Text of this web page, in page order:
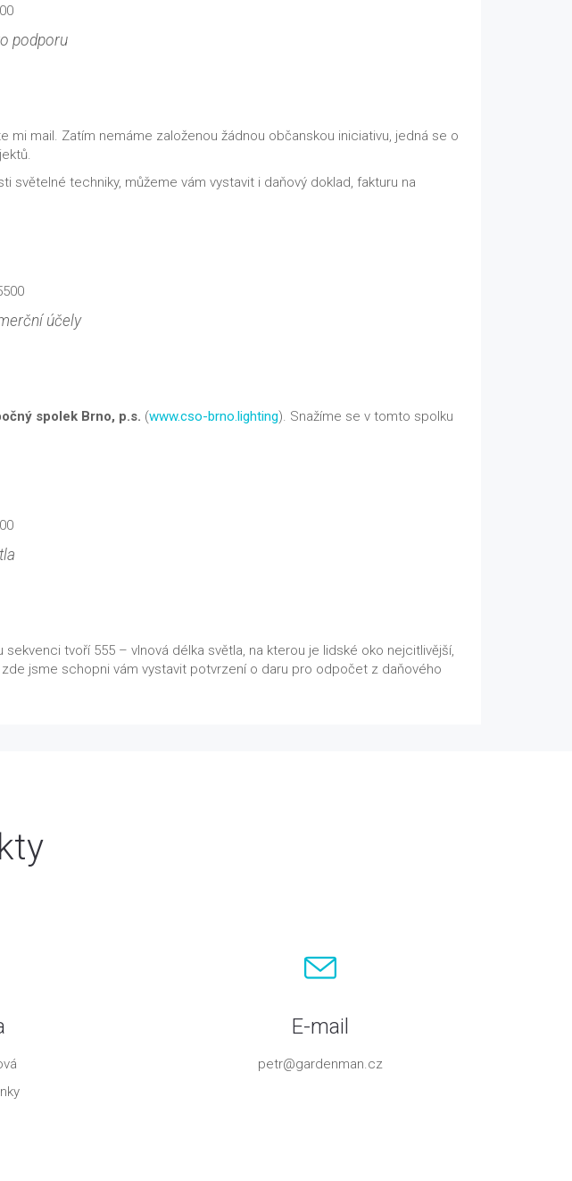
podporu
mi mail. Zatím nemáme založenou žádnou občanskou iniciativu, jedná se o
světelné techniky, můžeme vám vystavit i daňový doklad, fakturu na
účely
spolek Brno, p.s. (www.cso-brno.lighting). Snažíme se v tomto spolku
tvoří 555 – vlnová délka světla, na kterou je lidské oko nejcitlivější,
jsme schopni vám vystavit potvrzení o daru pro odpočet z daňového
E-mail
petr@gardenman.cz